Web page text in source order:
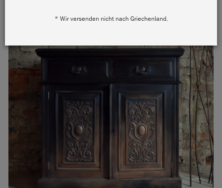
* Wir versenden nicht nach Griechenland.